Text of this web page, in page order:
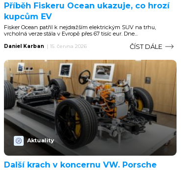
Příběh Fiskeru Ocean ukazuje, co hrozí
kupcům EV
Fisker Ocean patřil k nejdražším elektrickým SUV na trhu,
vrcholná verze stála v Evropě přes 67 tisíc eur. Dne...
Daniel Karban | 15. června 2026 ČÍST DÁLE
Aktuality
Další krach v koncernu VW. Porsche